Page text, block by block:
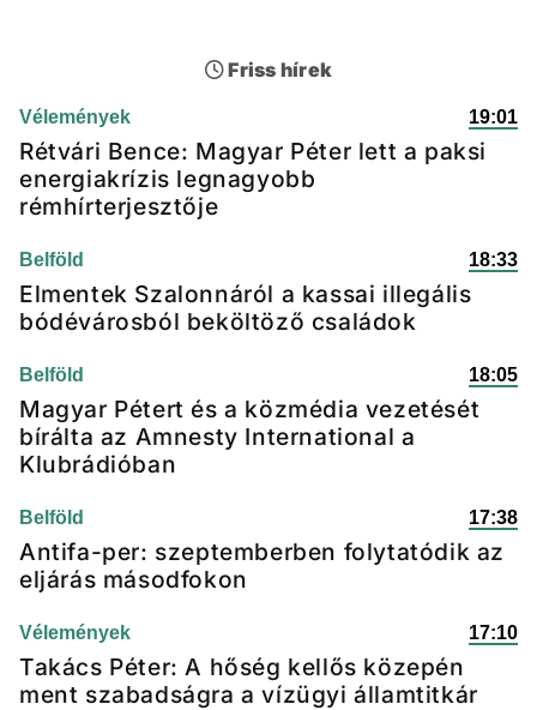
Friss hírek
Vélemények 19:01
Rétvári Bence: Magyar Péter lett a paksi
energiakrízis legnagyobb
rémhírterjesztője
Belföld 18:33
Elmentek Szalonnáról a kassai illegális
bódévárosból beköltöző családok
Belföld 18:05
Magyar Pétert és a közmédia vezetését
bírálta az Amnesty International a
Klubrádióban
Belföld 17:38
Antifa-per: szeptemberben folytatódik az
eljárás másodfokon
Vélemények 17:10
Takács Péter: A hőség kellős közepén
ment szabadságra a vízügyi államtitkár